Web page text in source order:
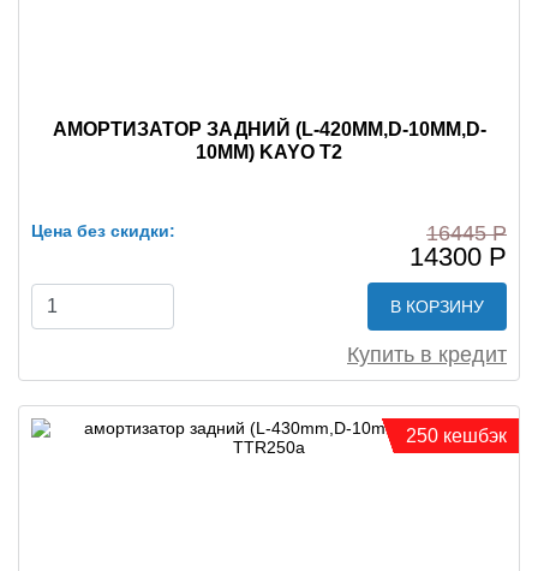
АМОРТИЗАТОР ЗАДНИЙ (L-420MM,D-10MM,D-
10MM) KAYO T2
Цена без скидки: 16445 Р
14300 Р
В КОРЗИНУ
Купить в кредит
250 кешбэк